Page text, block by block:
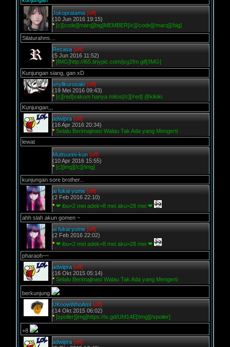
Jokopratama [off]
(10 Jun 2016 19:15)
* [c][code][marq][big]MEMBER[/c][/code][/marq][/big]
Silaturahmi....
Recasa [off]
(5 Jun 2016 11:52)
* [IMG]http://i65.tinypic.com/jsg2fm.gif[/IMG]
Kunjungan siang, gan xD
unyilkurosaki [off]
(19 Mei 2016 09:43)
* [c][red]vakum hanya mitos[/c][/red] @kikiki
Kunjungan,,,
adwipra [off]
(16 Apr 2016 20:34)
* Selalu Berimajinasi Walau Tak Ada yang Mengerti
lewat
Muttsurini-kun [off]
(10 Apr 2016 15:55)
* [c][img][/c][/img]
kunjungan sore brother...
ai fukai yume [off]
(2 Feb 2016 22:10)
* ❤ ibu=2 mei adek=8 mei aku=28 mei ❤
ahh slah akun gomen ~
ai fukai yume [off]
(2 Feb 2016 22:02)
* ❤ ibu=2 mei adek=8 mei aku=28 mei ❤
pharaoh~~
adwipra [off]
(16 Okt 2015 05:14)
* Selalu Berimajinasi Walau Tak Ada yang Mengerti
berkunjung
UKnowWhoAmI [off]
(14 Okt 2015 06:02)
* [spoiler][img]https://is.gd/Uhf14E[/img][/spoiler]
+8
adwipra [off]